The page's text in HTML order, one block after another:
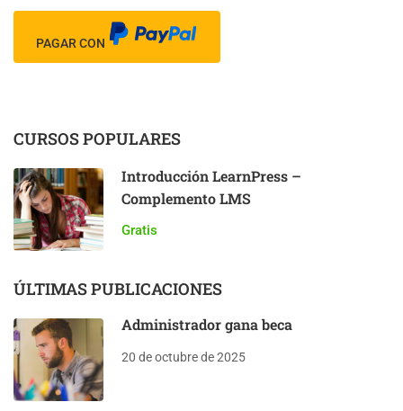
PAGAR CON
CURSOS POPULARES
Introducción LearnPress –
Complemento LMS
Gratis
ÚLTIMAS PUBLICACIONES
Administrador gana beca
20 de octubre de 2025